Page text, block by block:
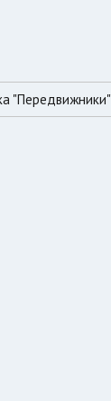
"Передвижники"